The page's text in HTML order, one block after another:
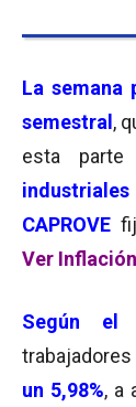
La semana
semestral ,
esta
CAPROVE
Ver
Según el
trabajadores
un 5,98%, a